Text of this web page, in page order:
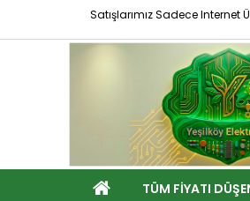
Satışlarımız Sadece Internet
TÜM FIYATI